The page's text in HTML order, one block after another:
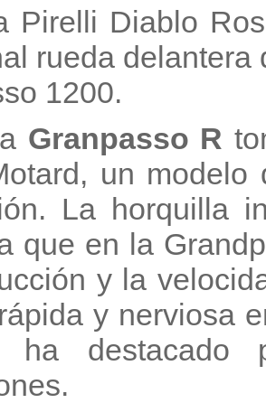
Pirelli Diablo
rueda delantera
1200.
Granpasso R
un
La horquilla
que en la
y la
y nerviosa
ha